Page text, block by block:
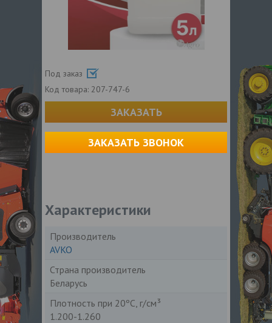
Под заказ
Код товара: 207-747-6
ЗАКАЗАТЬ
ЗАКАЗАТЬ ЗВОНОК
Характеристики
Производитель
AVKO
Страна производитель
Беларусь
Плотность при 20ºС, г/см³
1.200-1.260